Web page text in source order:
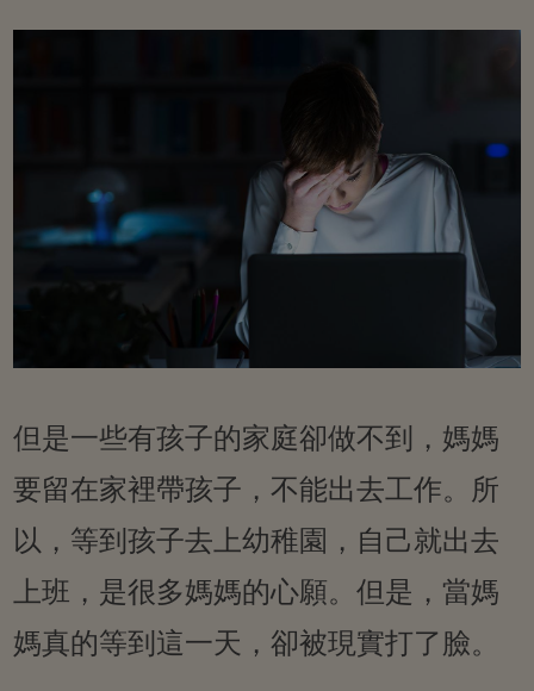
但是一些有孩子的家庭卻做不到，媽媽
要留在家裡帶孩子，不能出去工作。所
以，等到孩子去上幼稚園，自己就出去
上班，是很多媽媽的心願。但是，當媽
媽真的等到這一天，卻被現實打了臉。